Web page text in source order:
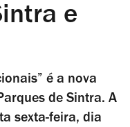
e
é a nova
de Sintra. A
sexta-feira, dia